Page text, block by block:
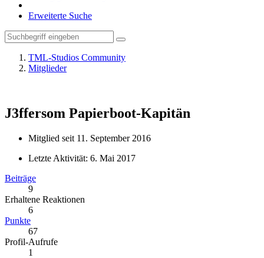
Erweiterte Suche
TML-Studios Community
Mitglieder
J3ffersom Papierboot-Kapitän
Mitglied seit 11. September 2016
Letzte Aktivität: 6. Mai 2017
Beiträge
9
Erhaltene Reaktionen
6
Punkte
67
Profil-Aufrufe
1